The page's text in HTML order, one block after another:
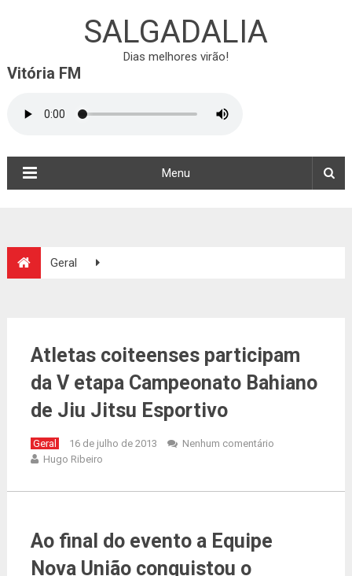
SALGADALIA
Dias melhores virão!
Vitória FM
Menu
Geral
Atletas coiteenses participam
da V etapa Campeonato Bahiano
de Jiu Jitsu Esportivo
Geral 16 de julho de 2013
Nenhum comentário
Hugo Ribeiro
Ao final do evento a Equipe
Nova União conquistou o